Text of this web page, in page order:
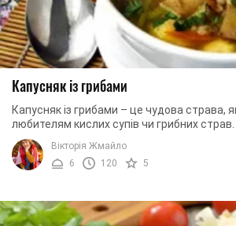
Капусняк із грибами
Капусняк із грибами – це чудова страва,
любителям кислих супів чи грибних
продуктів тваринного ...
Вікторія Жмайло
6
120 5